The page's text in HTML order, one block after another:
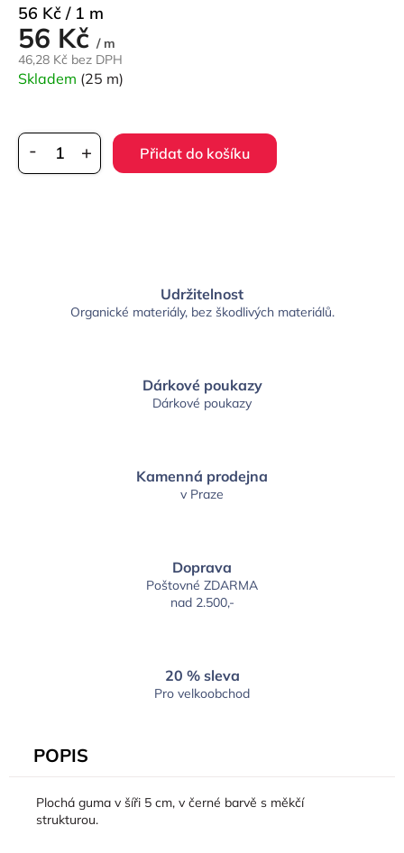
56 Kč / m
46,28 Kč bez DPH
Měrná
cena:
56 Kč / 1 m
Skladem (25 m)
Přidat do košíku
Udržitelnost
Organické materiály, bez škodlivých materiálů.
Dárkové poukazy
Dárkové poukazy
Kamenná prodejna
v Praze
Doprava
Poštovné ZDARMA
nad 2.500,-
20 % sleva
Pro velkoobchod
POPIS
Plochá guma v šíři 5 cm, v černé barvě s měkčí
strukturou.